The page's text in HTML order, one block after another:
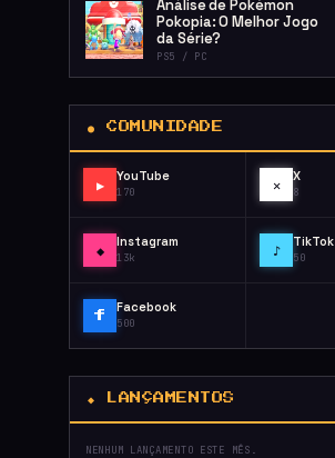
Análise de Pokémon
Pokopia: O Melhor Jogo
da Série?
PS5 / PC
● COMUNIDADE
▶ YouTube
170
✕ X
8
◆ Instagram
13k
♪ TikTok
50
f
Facebook
500
◆ LANÇAMENTOS
NENHUM LANÇAMENTO ESTE MÊS.